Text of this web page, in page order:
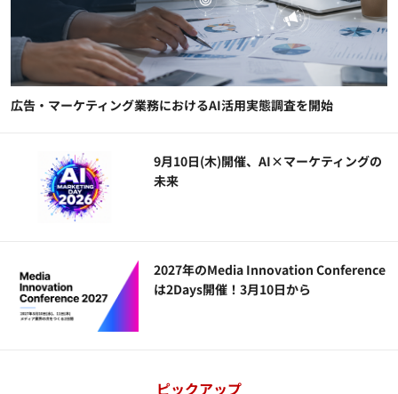
広告・マーケティング業務におけるAI活用実態調査を開始
9月10日(木)開催、AI×マーケティングの
未来
2027年のMedia Innovation Conference
は2Days開催！3月10日から
ピックアップ